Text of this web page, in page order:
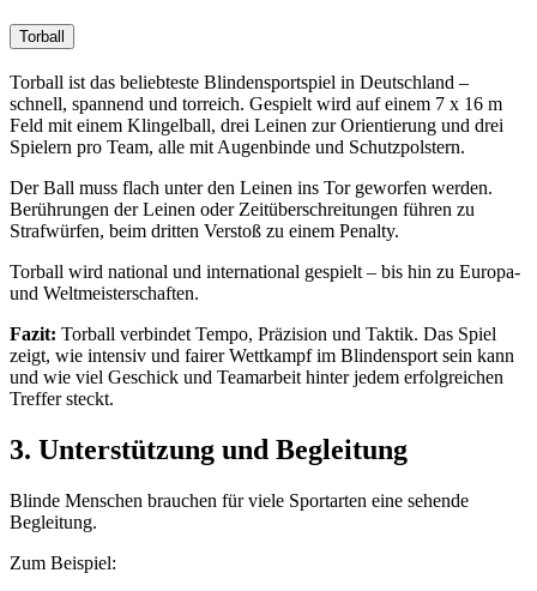
Torball
Torball ist das beliebteste Blindensportspiel in Deutschland –
schnell, spannend und torreich. Gespielt wird auf einem 7 x 16 m
Feld mit einem Klingelball, drei Leinen zur Orientierung und drei
Spielern pro Team, alle mit Augenbinde und Schutzpolstern.
Der Ball muss flach unter den Leinen ins Tor geworfen werden.
Berührungen der Leinen oder Zeitüberschreitungen führen zu
Strafwürfen, beim dritten Verstoß zu einem Penalty.
Torball wird national und international gespielt – bis hin zu Europa-
und Weltmeisterschaften.
Fazit: Torball verbindet Tempo, Präzision und Taktik. Das Spiel
zeigt, wie intensiv und fairer Wettkampf im Blindensport sein kann
und wie viel Geschick und Teamarbeit hinter jedem erfolgreichen
Treffer steckt.
3. Unterstützung und Begleitung
Blinde Menschen brauchen für viele Sportarten eine sehende
Begleitung.
Zum Beispiel: